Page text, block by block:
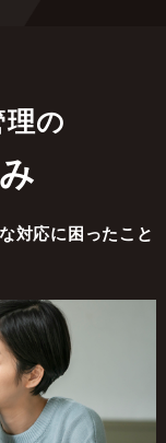
理の
対応に困ったこと